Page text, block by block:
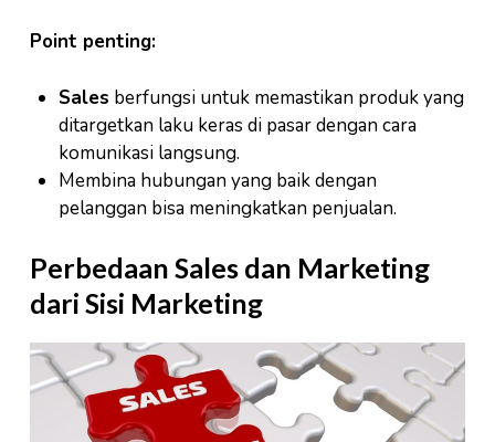
Point penting:
Sales berfungsi untuk memastikan produk yang
ditargetkan laku keras di pasar dengan cara
komunikasi langsung.
Membina hubungan yang baik dengan
pelanggan bisa meningkatkan penjualan.
Perbedaan Sales dan Marketing
dari Sisi Marketing